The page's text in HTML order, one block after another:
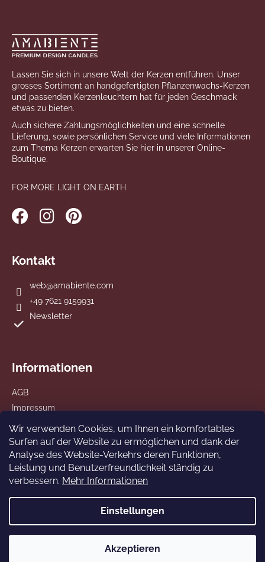
Wir verwenden Cookies, um Ihnen ein komfortables
Surfen auf der Website zu ermöglichen und dank der
Analyse des Website-Verkehrs deren Funktionen,
Leistung und Benutzerfreundlichkeit ständig zu
verbessern. Mehr Informationen
Einstellungen
Akzeptieren
Lassen Sie sich in unsere Welt der Kerzen entführen. Unser
grosses Sortiment an handgefertigten Pflanzenwachs-Kerzen
und passenden Kerzenleuchtern hat für jeden Geschmack
etwas zu bieten.
Auch sichere Zahlungsmöglichkeiten und eine schnelle
Lieferung, sowie persönlichen Service und viele Informationen
zum Thema Kerzen erwarten Sie hier in unserer Online-
Boutique.
FOR MORE LIGHT ON EARTH
Kontakt
web@amabiente.com
+49 7621 9159931
Newsletter
Informationen
AGB
Impressum
Datenschutz
Versand und Zahlung
Wir akzeptieren online-Zahlungen
AMABIENTE Designcandles
Cookie-Einstellungen ändern